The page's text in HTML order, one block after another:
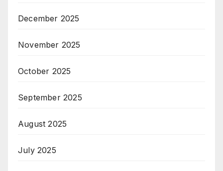
December 2025
November 2025
October 2025
September 2025
August 2025
July 2025